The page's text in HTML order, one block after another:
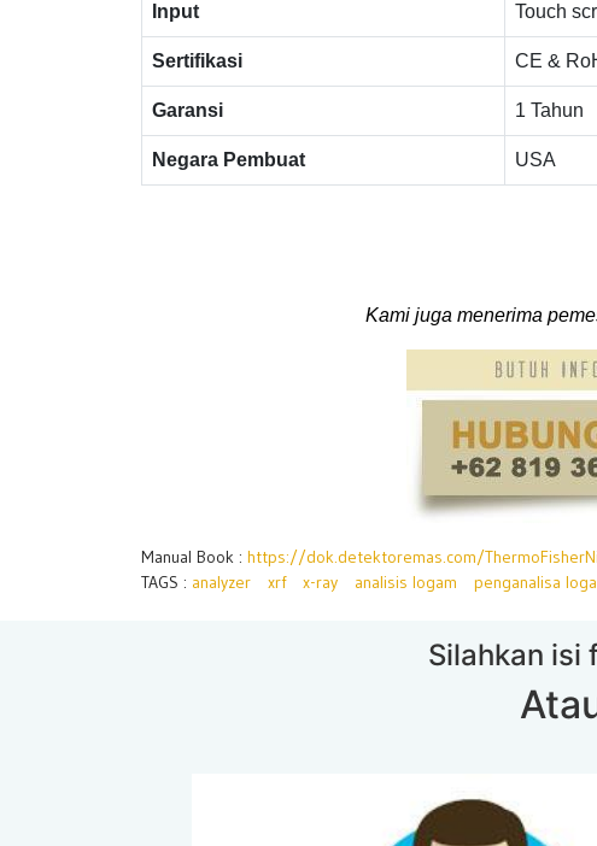
Input Touch
Sertifikasi CE &
Garansi 1 Tahun
Negara Pembuat USA
Kami juga menerima
Manual Book : https://dok.detektoremas.com/
TAGS : analyzer xrf x-ray analisis logam penganalisa
Silahkan isi